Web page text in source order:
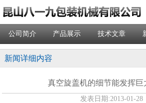
公司简介 产品展示 技术文章
新闻详细内容
真空旋盖机的细节能发挥巨
发表日期:2013-01-28